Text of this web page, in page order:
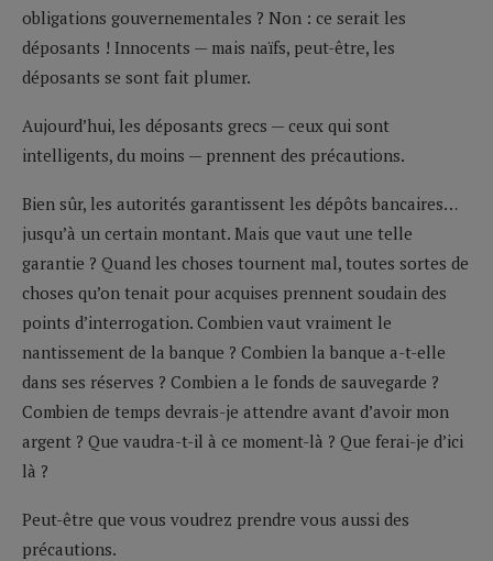
obligations gouvernementales ? Non : ce serait les
déposants ! Innocents — mais naïfs, peut-être, les
déposants se sont fait plumer.
Aujourd’hui, les déposants grecs — ceux qui sont
intelligents, du moins — prennent des précautions.
Bien sûr, les autorités garantissent les dépôts bancaires…
jusqu’à un certain montant. Mais que vaut une telle
garantie ? Quand les choses tournent mal, toutes sortes de
choses qu’on tenait pour acquises prennent soudain des
points d’interrogation. Combien vaut vraiment le
nantissement de la banque ? Combien la banque a-t-elle
dans ses réserves ? Combien a le fonds de sauvegarde ?
Combien de temps devrais-je attendre avant d’avoir mon
argent ? Que vaudra-t-il à ce moment-là ? Que ferai-je d’ici
là ?
Peut-être que vous voudrez prendre vous aussi des
précautions.